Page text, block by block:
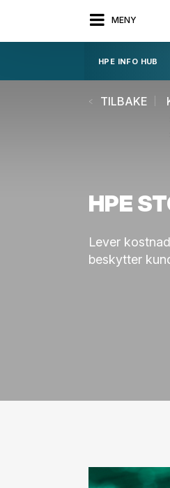
MENY
HPE INFO HUB
TILBAKE
HPE
Lever
beskytter